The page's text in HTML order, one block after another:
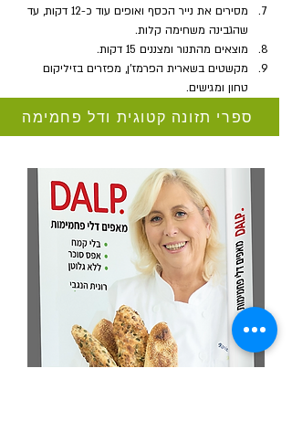
מסירים את נייר הכסף ואופים עוד כ-12 דקות, עד
שהגבינה משחימה קלות.
מוצאים מהתנור ומצננים 15 דקות.
מקשטים בשארית הפרמז'ן, מפזרים בזיליקום
טחון ומגישים.
ספרי תזונה קטוגית ודל פחמימה